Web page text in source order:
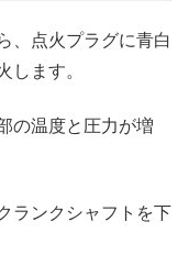
、点火プラグに青白
します。
の温度と圧力が増
ランクシャフトを下